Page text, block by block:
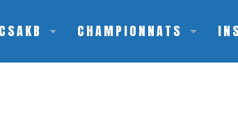
CSAKB CHAMPIONNATS